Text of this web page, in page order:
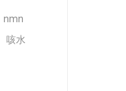
nmn
咳水